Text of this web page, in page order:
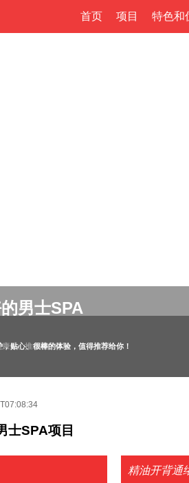
首页 项目 特色和
男士SPA
康体、推拿理疗等
贴心、很棒的体验，值得推荐给你！
士SPA项目
精油开背通